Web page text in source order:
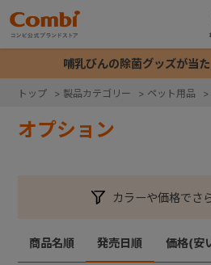
哺乳びんの除菌グッズが当
トップ > 製品カテゴリー > ペット用品 >
オプション
カラーや価格でさ
商品名順 発売日順 価格(安